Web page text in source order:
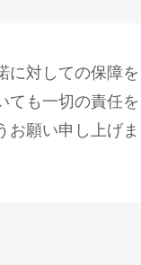
に対しての保障を
ても一切の責任を
お願い申し上げま